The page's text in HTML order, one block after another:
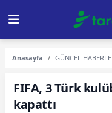
Anasayfa GÜNCEL
FIFA, 3 Türk
kapattı